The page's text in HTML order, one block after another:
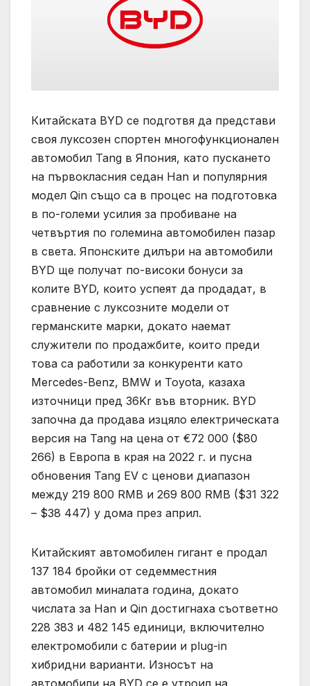
Китайската BYD се подготвя да представи
своя луксозен спортен многофункционален
автомобил Tang в Япония, като пускането
на първокласния седан Han и популярния
модел Qin също са в процес на подготовка
в по-големи усилия за пробиване на
четвъртия по големина автомобилен пазар
в света. Японските дилъри на автомобили
BYD ще получат по-високи бонуси за
колите BYD, които успеят да продадат, в
сравнение с луксозните модели от
германските марки, докато наемат
служители по продажбите, които преди
това са работили за конкуренти като
Mercedes-Benz, BMW и Toyota, казаха
източници пред 36Kr във вторник. BYD
започна да продава изцяло електрическата
версия на Tang на цена от €72 000 ($80
266) в Европа в края на 2022 г. и пусна
обновения Tang EV с ценови диапазон
между 219 800 RMB и 269 800 RMB ($31 322
– $38 447) у дома през април.
Китайският автомобилен гигант е продал
137 184 бройки от седемместния
автомобил миналата година, докато
числата за Han и Qin достигнаха съответно
228 383 и 482 145 единици, включително
електромобили с батерии и plug-in
хибридни варианти. Износът на
автомобили на BYD се е утроил на